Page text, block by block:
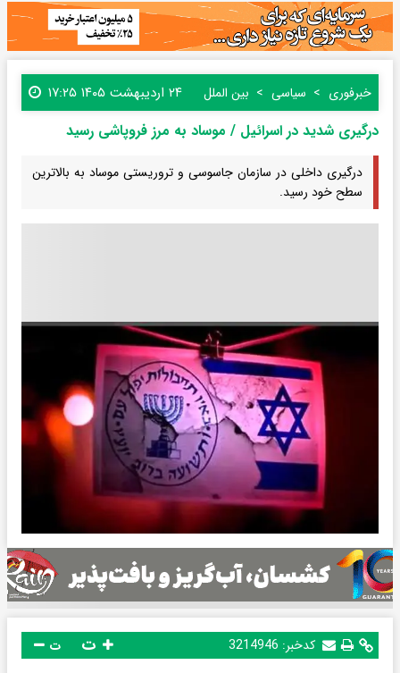
خبرفوری سیاسی بین الملل ۲۴ اردیبهشت ۱۴۰۵ ۱۷:۲۵
درگیری شدید در اسرائیل / موساد به مرز فروپاشی رسید
درگیری داخلی در سازمان جاسوسی و تروریستی موساد به بالاترین
سطح خود رسید.
کدخبر: 3214946 ت